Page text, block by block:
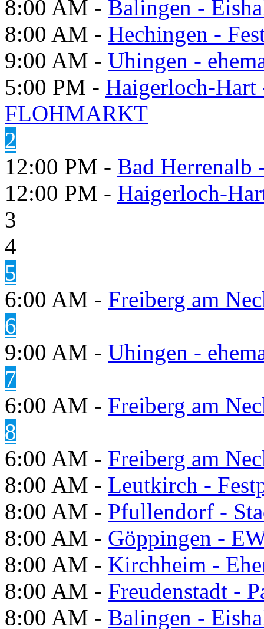
8:00 AM - Balingen -
8:00 AM - Hechingen -
9:00 AM - Uhingen -
5:00 PM - Haigerloch-
FLOHMARKT
2
12:00 PM - Bad Herrenalb
12:00 PM - Haigerloch-
3
4
5
6:00 AM - Freiberg am
6
9:00 AM - Uhingen -
7
6:00 AM - Freiberg am
8
6:00 AM - Freiberg am
8:00 AM - Leutkirch -
8:00 AM - Pfullendorf -
8:00 AM - Göppingen -
8:00 AM - Kirchheim -
8:00 AM - Freudenstadt -
8:00 AM - Balingen -